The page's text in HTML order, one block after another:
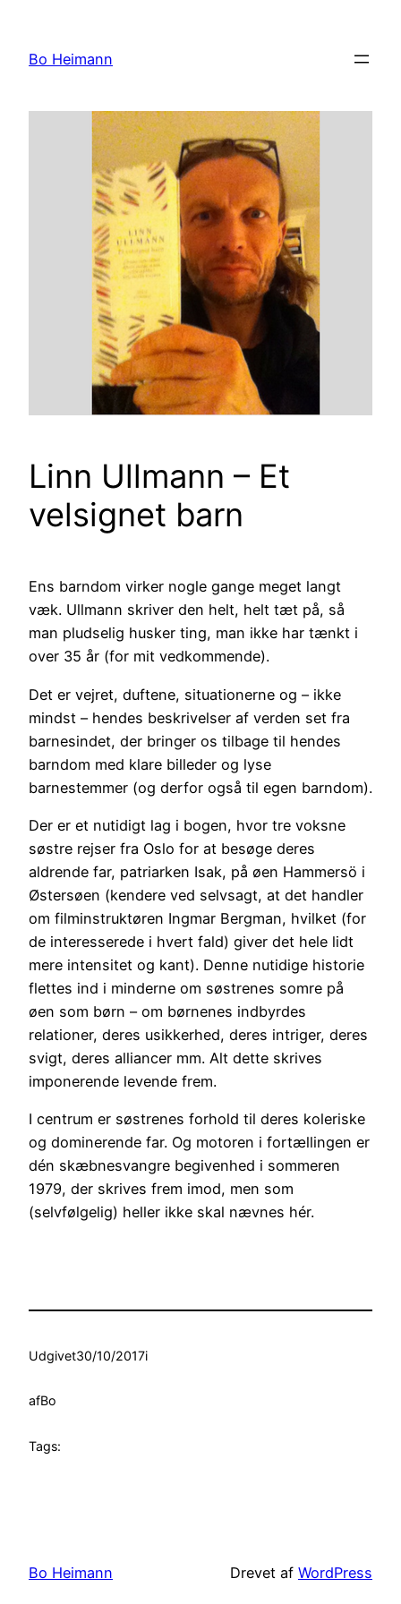
indhold
Bo Heimann
Linn Ullmann – Et
velsignet barn
Ens barndom virker nogle gange meget langt
væk. Ullmann skriver den helt, helt tæt på, så
man pludselig husker ting, man ikke har tænkt i
over 35 år (for mit vedkommende).
Det er vejret, duftene, situationerne og – ikke
mindst – hendes beskrivelser af verden set fra
barnesindet, der bringer os tilbage til hendes
barndom med klare billeder og lyse
barnestemmer (og derfor også til egen barndom).
Der er et nutidigt lag i bogen, hvor tre voksne
søstre rejser fra Oslo for at besøge deres
aldrende far, patriarken Isak, på øen Hammersö i
Østersøen (kendere ved selvsagt, at det handler
om filminstruktøren Ingmar Bergman, hvilket (for
de interesserede i hvert fald) giver det hele lidt
mere intensitet og kant). Denne nutidige historie
flettes ind i minderne om søstrenes somre på
øen som børn – om børnenes indbyrdes
relationer, deres usikkerhed, deres intriger, deres
svigt, deres alliancer mm. Alt dette skrives
imponerende levende frem.
I centrum er søstrenes forhold til deres koleriske
og dominerende far. Og motoren i fortællingen er
dén skæbnesvangre begivenhed i sommeren
1979, der skrives frem imod, men som
(selvfølgelig) heller ikke skal nævnes hér.
Udgivet30/10/2017i
afBo
Tags:
Bo Heimann Drevet af WordPress